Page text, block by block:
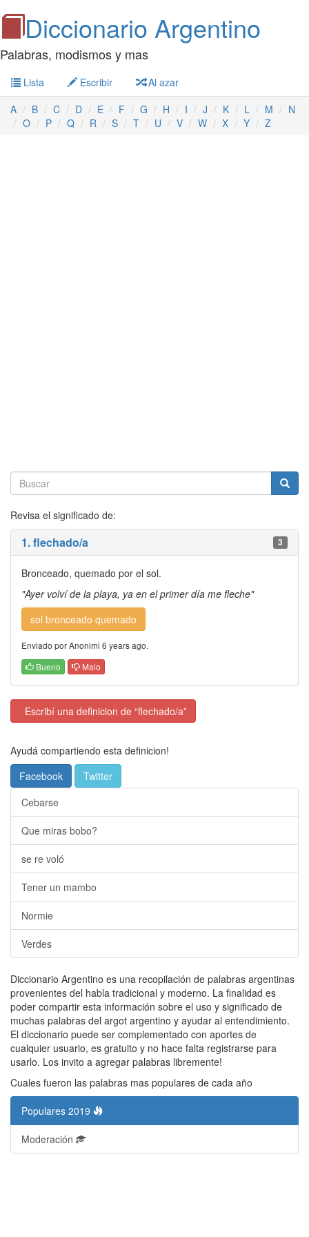
Diccionario Argentino
Palabras, modismos y mas
Lista Escribir
Al azar
A
B C D E F G H I J K L M
N
O
P Q R S T U V W X Y Z
Revisa el significado de:
1. flechado/a 3
Bronceado, quemado por el sol.
"Ayer volví de la playa, ya en el primer día me fleche"
sol bronceado quemado
Enviado por Anonimi 6 years ago.
Bueno
Malo
Escribí una definicion de “flechado/a”
Ayudá compartiendo esta definicion!
Facebook
Twitter
Cebarse
Que miras bobo?
se re voló
Tener un mambo
Normie
Verdes
Diccionario Argentino es una recopilación de palabras argentinas
provenientes del habla tradicional y moderno. La finalidad es
poder compartir esta información sobre el uso y significado de
muchas palabras del argot argentino y ayudar al entendimiento.
El diccionario puede ser complementado con aportes de
cualquier usuario, es gratuito y no hace falta registrarse para
usarlo. Los invito a agregar palabras libremente!
Cuales fueron las palabras mas populares de cada año
Populares 2019
Moderación